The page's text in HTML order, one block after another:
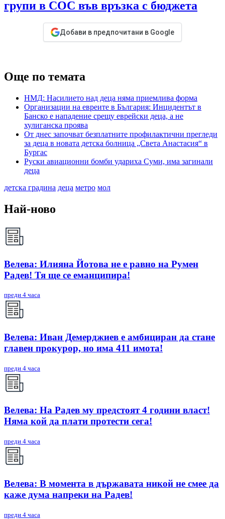
групи в СОС във връзка с бюджета
Добави в предпочитани в Google
Още по темата
НМД: Насилието над деца няма приемлива форма
Организации на евреите в България: Инцидентът в
Банско е нападение срещу еврейски деца, а не
хулиганска проява
От днес започват безплатните профилактични прегледи
за деца в новата детска болница „Света Анастасия“ в
Бургас
Руски авиационни бомби удариха Суми, има загинали
деца
детска градина деца метро мол
Най-ново
Велева: Илияна Йотова не е равно на Румен
Радев! Тя ще се еманципира!
преди 4 часа
Велева: Иван Демерджиев е амбициран да стане
главен прокурор, но има 411 имота!
преди 4 часа
Велева: На Радев му предстоят 4 години власт!
Няма кой да плати протести сега!
преди 4 часа
Велева: В момента в държавата никой не смее да
каже дума напреки на Радев!
преди 4 часа